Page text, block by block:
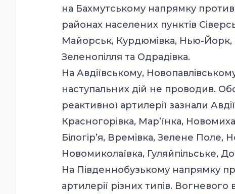
на Бахмутському напрямку
районах населених пунктів
Майорськ, Курдюмівка, Нью-Йорк,
Зеленопілля та Одрадівка.
На Авдіївському,
наступальних дій не проводив.
реактивної артилерії зазнали
Красногорівка, Мар’їнка,
Білогірʼя, Времівка, Зелене Поле,
Новомиколаївка, Гуляйпільське,
На Південнобузькому напрямку
артилерії різних типів.